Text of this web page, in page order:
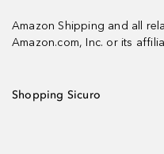
Amazon Shipping and all
Amazon.com, Inc. or its
Shopping Sicuro